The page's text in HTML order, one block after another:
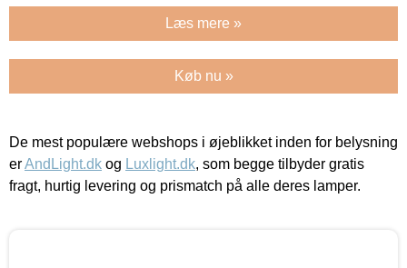
Læs mere »
Køb nu »
De mest populære webshops i øjeblikket inden for belysning
erAndLight.dk og Luxlight.dk, som begge tilbyder gratis
fragt, hurtig levering og prismatch på alle deres lamper.